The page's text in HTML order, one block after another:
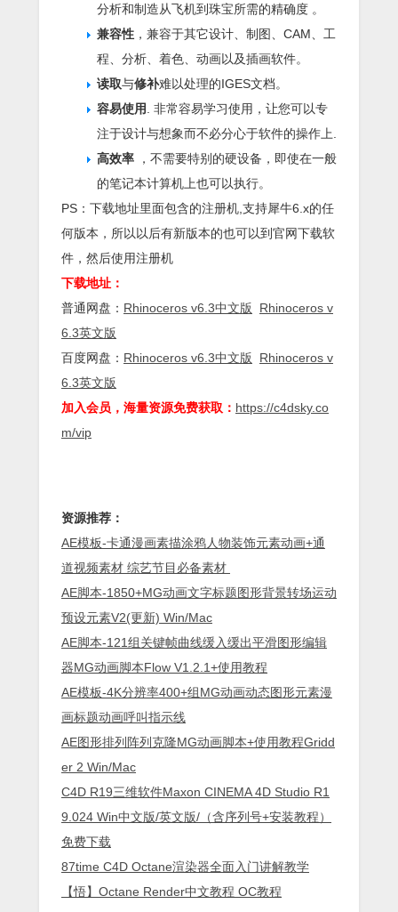
分析和制造从飞机到珠宝所需的精确度 。
兼容性 ，兼容于其它设计、制图、CAM、工
程、分析、着色、动画以及插画软件。
读取与修补难以处理的IGES文档。
容易使用
. 非常容易学习使用，让您可以专
注于设计与想象而不必分心于软件的操作上.
高效率 ，不需要特别的硬设备，即使在一般
的笔记本计算机上也可以执行。
PS：下载地址里面包含的注册机,支持犀牛6.x的任
何版本，所以以后有新版本的也可以到官网下载软
件，然后使用注册机
下载地址：
普通网盘： Rhinoceros v6.3中文版
Rhinoceros v
6.3英文版
百度网盘： Rhinoceros v6.3中文版
Rhinoceros v
6.3英文版
加入会员，海量资源免费获取： https://c4dsky.co
m/vip
资源推荐：
AE模板-卡通漫画素描涂鸦人物装饰元素动画+通
道视频素材 综艺节目必备素材
AE脚本-1850+MG动画文字标题图形背景转场运动
预设元素V2(更新) Win/Mac
AE脚本-121组关键帧曲线缓入缓出平滑图形编辑
器MG动画脚本Flow V1.2.1+使用教程
AE模板-4K分辨率400+组MG动画动态图形元素漫
画标题动画呼叫指示线
AE图形排列阵列克隆MG动画脚本+使用教程Gridd
er 2 Win/Mac
C4D R19三维软件Maxon CINEMA 4D Studio R1
9.024 Win中文版/英文版/（含序列号+安装教程）
免费下载
87time C4D Octane渲染器全面入门讲解教学
【悟】Octane Render中文教程 OC教程